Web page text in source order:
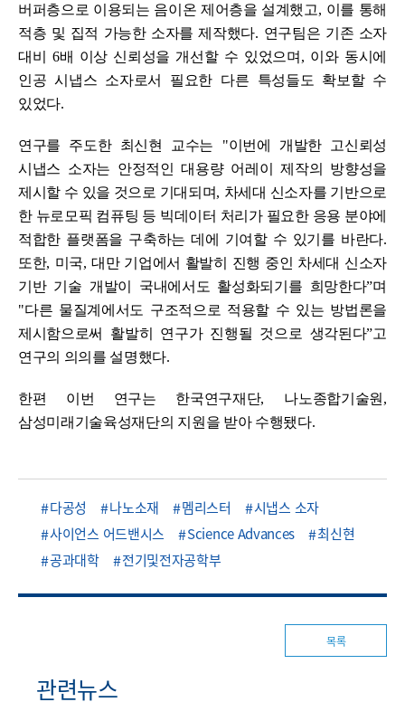
버퍼층으로 이용되는 음이온 제어층을 설계했고, 이를 통해
적층 및 집적 가능한 소자를 제작했다. 연구팀은 기존 소자
대비 6배 이상 신뢰성을 개선할 수 있었으며 , 이와 동시에
인공 시냅스 소자로서 필요한 다른 특성들도 확보할 수
있었다.
연구를 주도한 최신현 교수는 "이번에
개발한 고신뢰성
시냅스 소자는 안정적인 대용량 어레이 제작의 방향성을
제시할 수 있을 것으로 기대되며, 차세대 신소자를 기반으로
한 뉴로모픽 컴퓨팅 등 빅데이터 처리가 필요한 응용 분야에
적합한 플랫폼을 구축하는 데에 기여할 수 있기를 바란다.
또한, 미국,대만 기업에서 활발히 진행 중인 차세대 신소자
기반 기술 개발이 국내에서도 활성화되기를 희망한다ˮ며
"다른 물질계에서도 구조적으로 적용할 수 있는 방법론을
제시함으로써 활발히 연구가 진행될 것으로 생각된다ˮ고
연구의 의의를 설명했다.
한편 이번 연구는 한국연구재단, 나노종합기술원 ,
삼성미래기술육성재단의 지원을 받아 수행됐다.
다공성 나노소재 멤리스터
시냅스 소자
사이언스 어드밴시스
Science Advances
최신현
공과대학
전기및전자공학부
목록
관련뉴스